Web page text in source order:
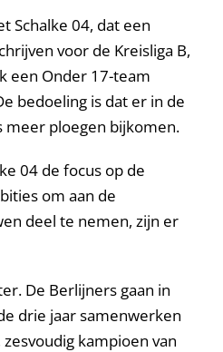
Schalke 04, dat een
voor de Kreisliga B,
een Onder 17-team
bedoeling is dat er in de
meer ploegen bijkomen.
04 de focus op de
om aan de
deel te nemen, zijn er
De Berlijners gaan in
drie jaar samenwerken
kampioen van